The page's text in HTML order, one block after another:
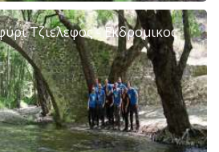
Τζιελεφος - Εκδρομικος